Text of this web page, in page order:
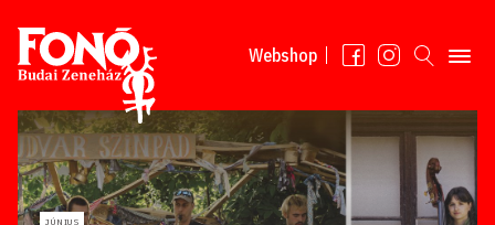
Tovább a tartalomhoz
Webshop
JÚNIUS